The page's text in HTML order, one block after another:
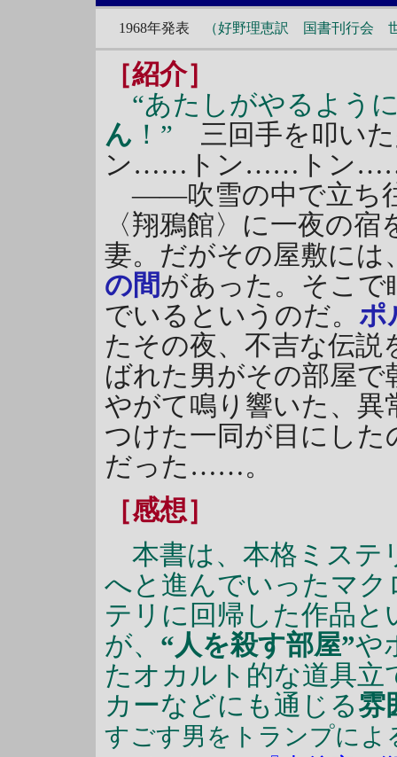
1968年発表 （好野理恵訳 国書刊行会
［紹介］
“あたしがやるよう
ん ！” 三回手を叩い
ン……トン……トン
――吹雪の中で立ち
〈翔鴉館〉に一夜の
妻。だがその屋敷には
の間があった。そこで
でいるというのだ。 ポ
たその夜、不吉な伝
ばれた男がその部屋
やがて鳴り響いた、異
つけた一同が目にし
だった……。
［感想］
本書は、本格ミステ
へと進んでいったマ
テリに回帰した作品
が、 “人を殺す部屋”や
たオカルト的な道具立
カーなどにも通じる雰
すごす男をトランプに